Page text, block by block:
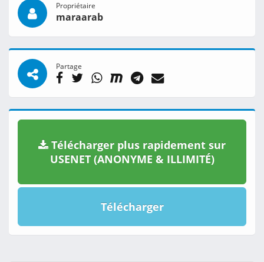
Propriétaire
maraarab
Partage
Télécharger plus rapidement sur
USENET (ANONYME & ILLIMITÉ)
Télécharger